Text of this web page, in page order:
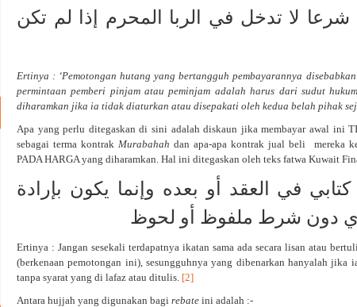
لا تدخل في الربا المحرم إذا لم تكن
Ertinya : ‘Pemotongan hutang yang bertangguh pembayarannya
permintaan pemberi pinjam atau peminjam adalah harus dari sudut
diharamkan jika ia tidak diaturkan atau disepakati oleh kedua belah pihak
Apa yang perlu ditegaskan di sini adalah diskaun jika membayar awal ini
sebagai terma kontrakMurabahahdan apa-apa kontrak jual beli mereka
PADA HARGA yang diharamkan. Hal ini ditegaskan oleh teks fatwa Kuwait
في العقد أو بعده وإنما يكون بإرادة
أي دون شرط ملفوظ أو لحوظ
Ertinya : Jangan sesekali terdapatnya ikatan sama ada secara lisan atau
(berkenaan pemotongan ini), sesungguhnya yang dibenarkan hanyalah jika
tanpa syarat yang di lafaz atau ditulis. [2]
Antara hujjah yang digunakan bagi rebateini adalah :-